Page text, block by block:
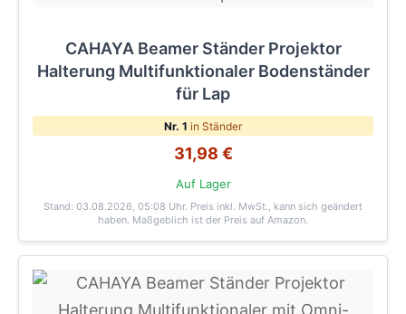
CAHAYA Beamer Ständer Projektor
Halterung Multifunktionaler Bodenständer
für Lap
Nr. 1 in Ständer
31,98 €
Auf Lager
Stand: 03.08.2026, 05:08 Uhr. Preis inkl. MwSt., kann sich geändert
haben. Maßgeblich ist der Preis auf Amazon.